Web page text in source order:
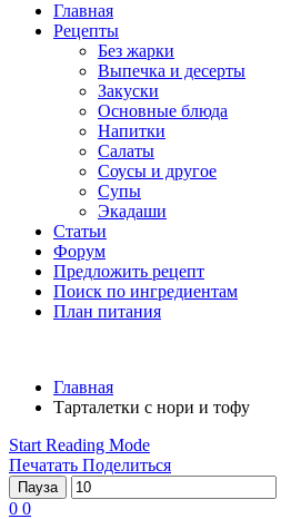
Главная
Рецепты
Без жарки
Выпечка и десерты
Закуски
Основные блюда
Напитки
Салаты
Соусы и другое
Супы
Экадаши
Статьи
Форум
Предложить рецепт
Поиск по ингредиентам
План питания
Главная
Тарталетки с нори и тофу
Start Reading Mode
Печатать Поделиться
Пауза
0 0